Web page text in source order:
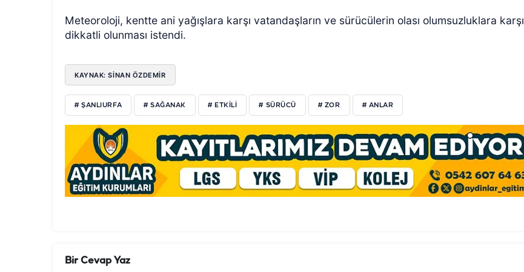
Meteoroloji, kentte ani yağışlara karşı vatandaşların ve sürücülerin olası olumsuzluklara karşı
dikkatli olunması istendi.
KAYNAK: SİNAN ÖZDEMİR
# ŞANLIURFA # SAĞANAK # ETKİLİ # SÜRÜCÜ # ZOR # ANLAR
Bir Cevap Yaz